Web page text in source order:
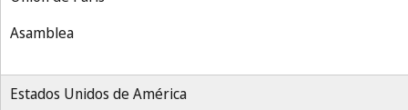
Asamblea
Estados Unidos de América